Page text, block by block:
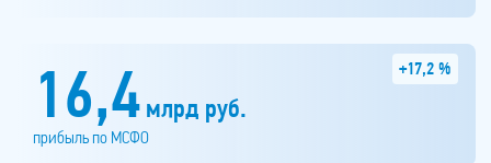
16,4 +17,2 %
млрд руб.
прибыль по МСФО